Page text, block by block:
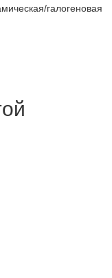
/галогеновая